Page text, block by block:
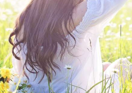
否する夢
否される夢
魔され途中でやめてしまう夢
スする夢
スされる夢